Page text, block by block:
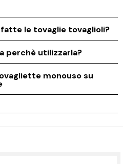
le tovaglie tovaglioli?
perchè utilizzarla?
monouso su